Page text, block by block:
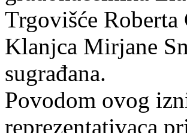
Trgovišće
Klanjca Mirjane
sugrađana.
Povodom ovog
reprezentativaca